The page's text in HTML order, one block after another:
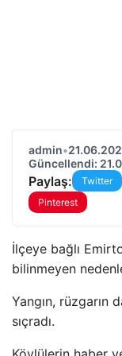
admin•
Güncellendi:
Paylaş: Twitter
Pinterest
İlçeye bağlı
bilinmeyen
Yangın, rüzgarın
sıçradı.